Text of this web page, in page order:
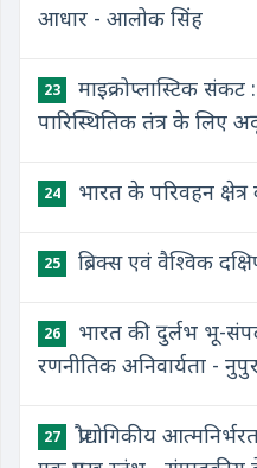
आधार - आलोक सिंह
23
माइक्रोप्लास्टिक संकट
पारिस्थितिक तंत्र के लिए
24 भारत के परिवहन
25 ब्रिक्स एवं वैश्विक
26
भारत की दुर्लभ भू-
रणनीतिक अनिवार्यता -
27
प्रौद्योगिकीय